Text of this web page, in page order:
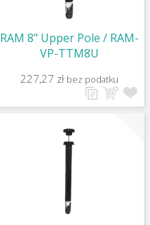
RAM 8" Upper Pole / RAM-
VP-TTM8U
227,27 zł bez podatku